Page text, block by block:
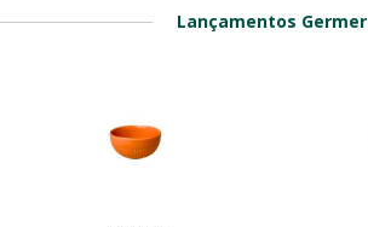
Lançamentos Germer